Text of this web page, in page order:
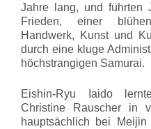
Jahre lang, und führten
Frieden, einer
Handwerk, Kunst und
durch eine kluge
höchstrangigen Samurai.
Eishin-Ryu Iaido
Christine Rauscher in
hauptsächlich bei